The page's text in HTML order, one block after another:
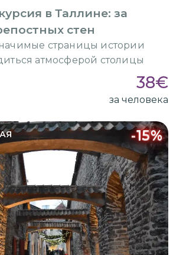
в Таллине: за
стен
страницы истории
атмосферой столицы
38€
за человека
-15%